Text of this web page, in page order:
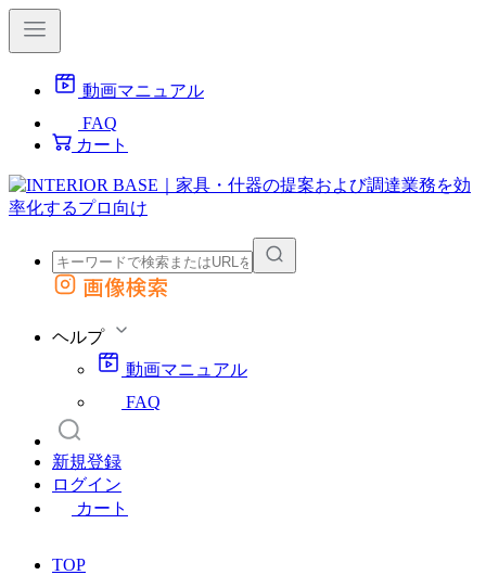
動画マニュアル
FAQ
カート
外部サイトの商品をカートに追加
画像検索
ヘルプ
動画マニュアル
FAQ
新規登録
ログイン
カート
TOP